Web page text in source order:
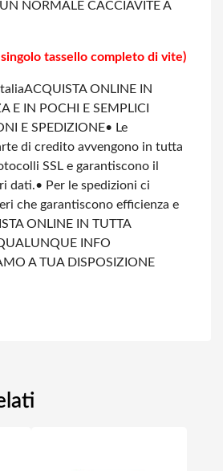
NORMALE CACCIAVITE A
tassello completo di vite)
ACQUISTA ONLINE IN
E IN POCHI E SEMPLICI
E SPEDIZIONE• Le
di credito avvengono in tutta
SSL e garantiscono il
dati.• Per le spedizioni ci
che garantiscono efficienza e
ONLINE IN TUTTA
INFO
A TUA DISPOSIZIONE